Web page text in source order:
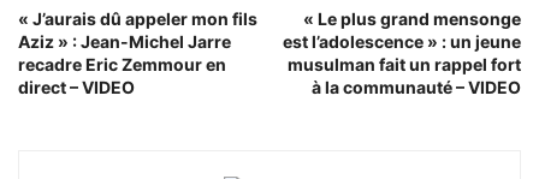
« J’aurais dû appeler mon fils
Aziz » : Jean-Michel Jarre
recadre Eric Zemmour en
direct – VIDEO
« Le plus grand mensonge
est l’adolescence » : un jeune
musulman fait un rappel fort
à la communauté – VIDEO